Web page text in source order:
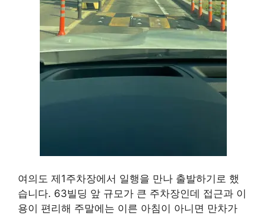
여의도 제1주차장에서 일행을 만나 출발하기로 했
습니다. 63빌딩 앞 규모가 큰 주차장인데 접근과 이
용이 편리해 주말에는 이른 아침이 아니면 만차가